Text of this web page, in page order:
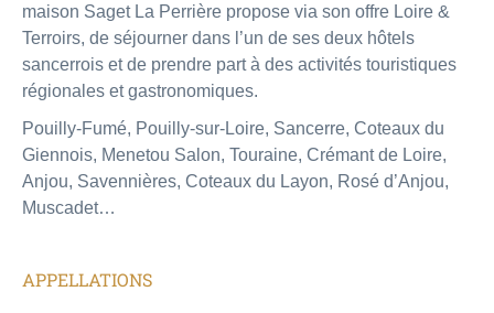
maison Saget La Perrière propose via son offre Loire &
Terroirs, de séjourner dans l’un de ses deux hôtels
sancerrois et de prendre part à des activités touristiques
régionales et gastronomiques.
Pouilly-Fumé, Pouilly-sur-Loire, Sancerre, Coteaux du
Giennois, Menetou Salon, Touraine, Crémant de Loire,
Anjou, Savennières, Coteaux du Layon, Rosé d’Anjou,
Muscadet…
APPELLATIONS